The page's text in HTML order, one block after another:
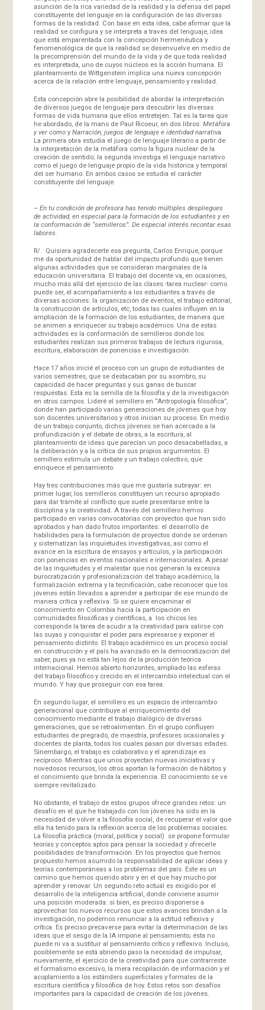
asunción de la rica variedad de la realidad y la defensa del papel
constituyente del lenguaje en la configuración de las diversas
formas de la realidad. Con base en esta idea, cabe afirmar que la
realidad se configura y se interpreta a través del lenguaje, idea
que está emparentada con la concepción hermenéutica y
fenomenológica de que la realidad se desenvuelve en medio de
la precomprensión del mundo de la vida y de que toda realidad
es interpretada, uno de cuyos núcleos es la acción humana. El
planteamiento de Wittgenstein implica una nueva concepción
acerca de la relación entre lenguaje, pensamiento y realidad.
Esta concepción abre la posibilidad de abordar la interpretación
de diversos juegos de lenguaje para descubrir las diversas
formas de vida humana que ellos entretejen. Tal es la tarea que
he abordado, de la mano de Paul Ricoeur, en dos libros: Metáfora
y ver como y Narración, juegos de lenguaje e identidad narrativa.
La primera obra estudia el juego de lenguaje literario a partir de
la interpretación de la metáfora como la figura nuclear de la
creación de sentido; la segunda investiga el lenguaje narrativo
como el juego de lenguaje propio de la vida histórica y temporal
del ser humano. En ambos casos se estudia el carácter
constituyente del lenguaje.
– En tu condición de profesora has tenido múltiples despliegues
de actividad, en especial para la formación de los estudiantes y en
la conformación de “semilleros”. De especial interés recontar esas
labores.
R/. Quisiera agradecerte esa pregunta, Carlos Enrique, porque
me da oportunidad de hablar del impacto profundo que tienen
algunas actividades que se consideran marginales de la
educación universitaria. El trabajo del docente va, en ocasiones,
mucho más allá del ejercicio de las clases -tarea nuclear- como
puede ser, el acompañamiento a los estudiantes a través de
diversas acciones: la organización de eventos, el trabajo editorial,
la construcción de artículos, etc, todas las cuales influyen en la
ampliación de la formación de los estudiantes, de manera que
se animen a enriquecer su trabajo académico. Una de estas
actividades es la conformación de semilleros donde los
estudiantes realizan sus primeros trabajos de lectura rigurosa,
escritura, elaboración de ponencias e investigación.
Hace 17 años inicié el proceso con un grupo de estudiantes de
varios semestres, que se destacaban por su asombro, su
capacidad de hacer preguntas y sus ganas de buscar
respuestas. Esta es la semilla de la filosofía y de la investigación
en otros campos. Lideré el semillero en “Antropología filosófica”,
donde han participado varias generaciones de jóvenes que hoy
son docentes universitarios y otros inician su proceso. En medio
de un trabajo conjunto, dichos jóvenes se han acercado a la
profundización y el debate de obras, a la escritura, al
planteamiento de ideas que parecían un poco desacabelladas, a
la deliberación y a la crítica de sus propios argumentos. El
semillero estimula un debate y un trabajo colectivo, que
enriquece el pensamiento.
Hay tres contribuciones más que me gustaría subrayar: en
primer lugar, los semilleros constituyen un recurso apropiado
para dar trámite al conflicto que suele presentarse entre la
disciplina y la creatividad. A través del semillero hemos
participado en varias convocatorias con proyectos que han sido
aprobados y han dado frutos importantes: el desarrollo de
habilidades para la formulación de proyectos donde se ordenan
y sistematizan las inquietudes investigativas, así como el
avance en la escritura de ensayos y artículos, y la participación
con ponencias en eventos nacionales e internacionales. A pesar
de las inquietudes y el malestar que nos generan la excesiva
burocratización y profesionalización del trabajo académico, la
formalización extrema y la tecnificación, cabe reconocer que los
jóvenes están llevados a aprender a participar de ese mundo de
manera crítica y reflexiva. Si se quiere encaminar el
conocimiento en Colombia hacia la participación en
comunidades filosóficas y científicas, a los chicos les
corresponde la tarea de acudir a la creatividad para salirse con
las suyas y conquistar el poder para expresarse y exponer el
pensamiento distinto. El trabajo académico es un proceso social
en construcción y el país ha avanzado en la democratización del
saber, pues ya no está tan lejos de la producción teórica
internacional. Hemos abierto horizontes, ampliado las esferas
del trabajo filosófico y crecido en el intercambio intelectual con el
mundo. Y hay que proseguir con esa tarea.
En segundo lugar, el semillero es un espacio de intercambio
generacional que contribuye al enriquecimiento del
conocimiento mediante el trabajo dialógico de diversas
generaciones, que se retroalimentan. En el grupo confluyen
estudiantes de pregrado, de maestría, profesores ocasionales y
docentes de planta, todos los cuales pasan por diversas edades.
Sinembargo, el trabajo es colaborativo y el aprendizaje es
recíproco. Mientras que unos proyectan nuevas iniciativas y
novedosos recursos, los otros aportan la formación de hábitos y
el concimiento que brinda la experiencia. El conocimiento se ve
siempre revitalizado.
No obstante, el trabajo de estos grupos ofrece grandes retos: un
desafío en el que he trabajado con los jóvenes ha sido en la
necesidad de volver a la filosofía social, de recuperar el valor que
ella ha tenido para la reflexión acerca de los problemas sociales.
La filosofía práctica (moral, política y social) se propone formular
teorías y conceptos aptos para pensar la sociedad y ofrecerle
posibilidades de transformación. En los proyectos que hemos
propuesto hemos asumido la responsabilidad de aplicar ideas y
teorías contemporáneas a los problemas del país. Este es un
camino que hemos querido abrir y en el que hay mucho por
aprender y renovar. Un segundo reto actual es exigido por el
desarrollo de la inteligencia artificial, donde conviene asumir
una posición moderada: si bien, es preciso disponerse a
aprovechar los nuevos recursos que estos avances brindan a la
investigación, no podemos renunciar a la actitud reflexiva y
crítica. Es preciso precaverse para evitar la determinación de las
ideas que el sesgo de la IA impone al pensamiento; ésta no
puede ni va a sustituir al pensamiento crítico y reflexivo. Incluso,
posiblemente se está abriendo paso la necesidad de impulsar,
nuevamente, el ejercicio de la creatividad para que contrarreste
el formalismo excesivo, la mera recopilación de información y el
acoplamiento a los estánders superficiales y formales de la
escritura científica y filosófica de hoy. Estos retos son desafíos
importantes para la capacidad de creación de los jóvenes.